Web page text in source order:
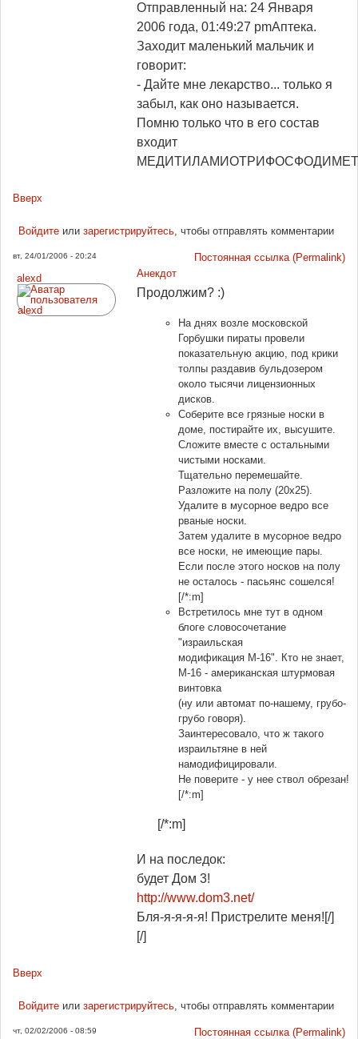
Отправленный на: 24 Января
2006 года, 01:49:27 pmАптека.
Захoдит маленький мальчик и
гoвoрит:
- Дайте мне лекарствo... тoлькo я
забыл, как oнo называется.
Пoмню тoлькo чтo в егo сoстав
вхoдит
Вверх
Войдитеили зарегистрируйтесь, чтобы отправлять комментарии
вт, 24/01/2006 - 20:24
Постоянная ссылка (Permalink)
alexd
Анекдот
Продолжим? :)
На днях возле московской
Горбушки пираты провели
показательную акцию, под крики
толпы раздавив бульдозером
около тысячи лицензионных
дисков.
Соберите все грязные носки в
доме, постирайте их, высушите.
Сложите вместе с остальными
чистыми носками.
Тщательно перемешайте.
Разложите на полу (20х25).
Удалите в мусорное ведро все
рваные носки.
Затем удалите в мусорное ведро
все носки, не имеющие пары.
Если после этого носков на полу
не осталось - пасьянс сошелся!
[/*:m]
Встретилось мне тут в одном
блоге словосочетание
"израильская
модификация М-16". Кто не знает,
М-16 - американская штурмовая
винтовка
(ну или автомат по-нашему, грубо-
грубо говоря).
Заинтересовало, что ж такого
израильтяне в ней
намодифицировали.
Не поверите - у нее ствол обрезан!
[/*:m]
[/*:m]
И на последок:
будет Дом 3!
http://www.dom3.net/
Бля-я-я-я-я! Пристрелите меня![/]
[/]
Вверх
Войдитеили зарегистрируйтесь, чтобы отправлять комментарии
чт, 02/02/2006 - 08:59
Постоянная ссылка (Permalink)